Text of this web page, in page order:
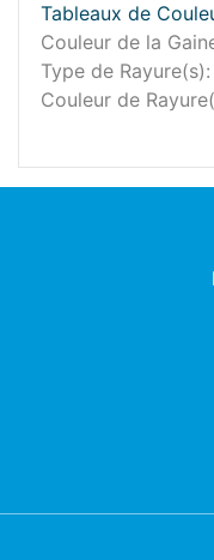
Tableaux de
Couleur de la
Type de Rayure(s):
Couleur de